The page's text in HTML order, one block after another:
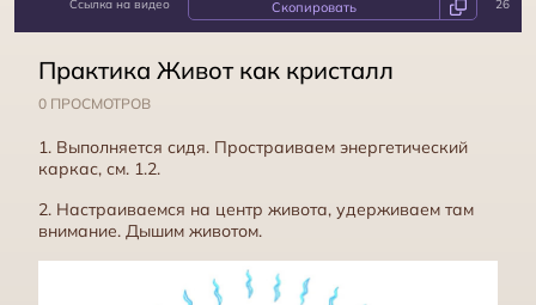
Ссылка на видео 26
Практика Живот как кристалл
0 ПРОСМОТРОВ
1. Выполняется сидя. Простраиваем энергетический
каркас, см. 1.2.
2. Настраиваемся на центр живота, удерживаем там
внимание. Дышим животом.